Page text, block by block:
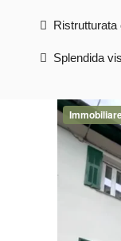
Ristrutturata
Splendida